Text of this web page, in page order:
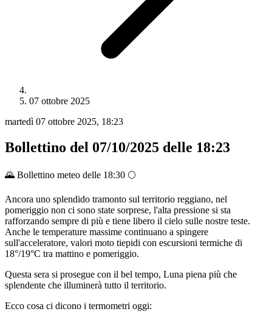
07 ottobre 2025
martedì 07 ottobre 2025, 18:23
Bollettino del 07/10/2025 delle 18:23
🌄 Bollettino meteo delle 18:30 🌕
Ancora uno splendido tramonto sul territorio reggiano, nel
pomeriggio non ci sono state sorprese, l'alta pressione si sta
rafforzando sempre di più e tiene libero il cielo sulle nostre teste.
Anche le temperature massime continuano a spingere
sull'acceleratore, valori moto tiepidi con escursioni termiche di
18°/19°C tra mattino e pomeriggio.
Questa sera si prosegue con il bel tempo, Luna piena più che
splendente che illuminerà tutto il territorio.
Ecco cosa ci dicono i termometri oggi: